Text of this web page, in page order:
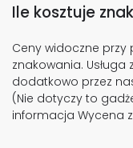
Ile kosztuje
Ceny widoczne
znakowania.
dodatkowo przez
(Nie dotyczy to
informacja Wycena